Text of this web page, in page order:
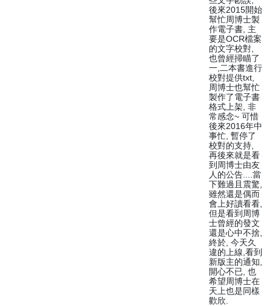
後來2015開始
幫忙周博士製
作電子書, 主
要是OCR檔案
的文字校對,
也曾經掃瞄了
一,二本書進行
校對提供txt,
周博士也幫忙
製作了電子書
格式上架, 非
常感念~ 可惜
後來2016年中
事忙, 暫停了
校對的支持,
再後來就是看
到周博士由友
人的公告....當
下難過且震驚,
雖然還是偶而
會上好讀看看,
但是看到周博
士曾經的發文
還是心中不捨,
終於, 今天久
違的上線,看到
新版主的通知,
開心不已, 也
希望周博士在
天上也是同樣
歡欣.